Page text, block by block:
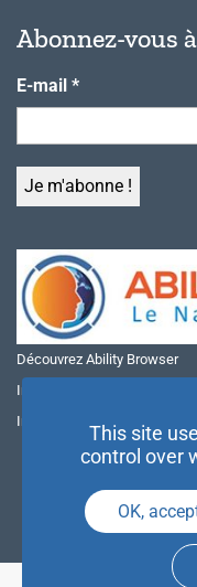
Abonnez-vous
E-mail *
Découvrez Ability Browser
Installer Ability Browser sur
Installer Ability Browser sur
This site
control over
OK,